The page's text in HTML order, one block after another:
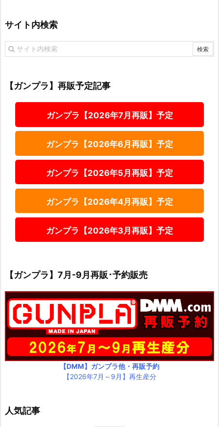
サイト内検索
【ガンプラ】再販予定記事
ガンプラ【2026年7月再販】予定
ガンプラ【2026年6月再販】予定
ガンプラ【2026年5月再販】予定
ガンプラ【2026年4月再販】予定
ガンプラ【2026年3月再販】予定
【ガンプラ】7月-9月再販･予約販売
【DMM】ガンプラ他・再販予約
【2026年7月～9月】再生産分
人気記事